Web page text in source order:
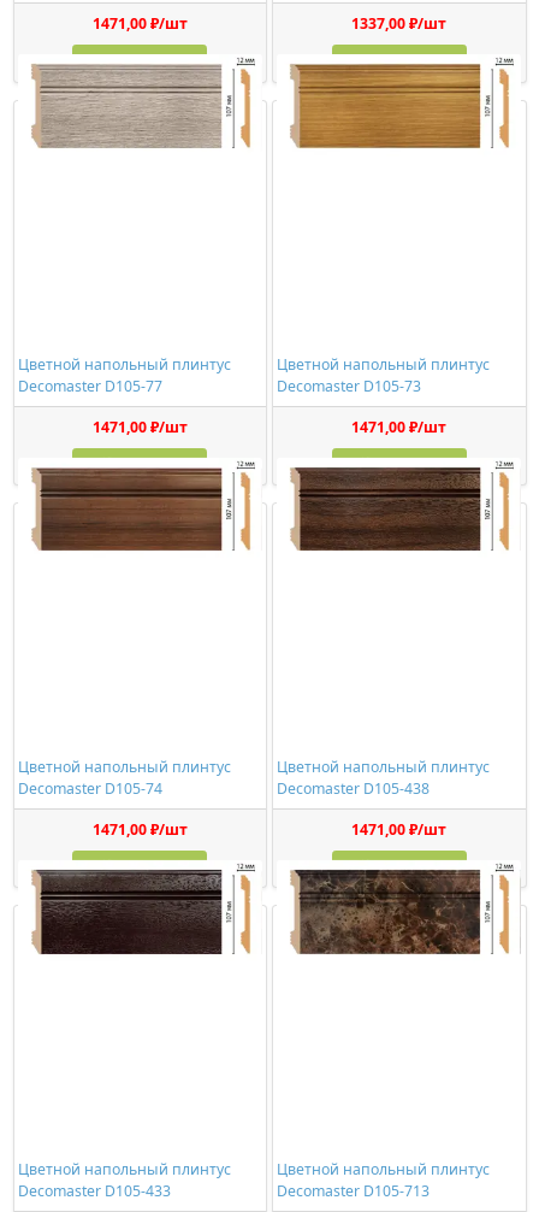
1471,00 ₽/шт
Купить
1337,00 ₽/шт
Купить
Цветной напольный плинтус
Decomaster D105-77
1471,00 ₽/шт
Купить
Цветной напольный плинтус
Decomaster D105-73
1471,00 ₽/шт
Купить
Цветной напольный плинтус
Decomaster D105-74
1471,00 ₽/шт
Купить
Цветной напольный плинтус
Decomaster D105-438
1471,00 ₽/шт
Купить
Цветной напольный плинтус
Decomaster D105-433
Цветной напольный плинтус
Decomaster D105-713